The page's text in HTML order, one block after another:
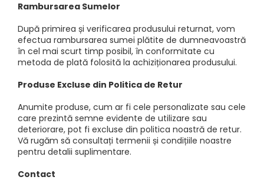
Rambursarea Sumelor
După primirea și verificarea produsului returnat, vom
efectua rambursarea sumei plătite de dumneavoastră
în cel mai scurt timp posibil, în conformitate cu
metoda de plată folosită la achiziționarea produsului.
Produse Excluse din Politica de Retur
Anumite produse, cum ar fi cele personalizate sau cele
care prezintă semne evidente de utilizare sau
deteriorare, pot fi excluse din politica noastră de retur.
Vă rugăm să consultați termenii și condițiile noastre
pentru detalii suplimentare.
Contact